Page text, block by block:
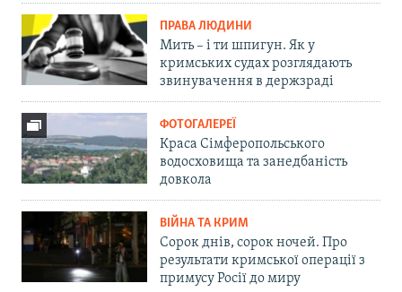
ПРАВА ЛЮДИНИ
Мить – і ти шпигун. Як у
кримських судах розглядають
звинувачення в держзраді
ФОТОГАЛЕРЕЇ
Краса Сімферопольського
водосховища та занедбаність
довкола
ВІЙНА ТА КРИМ
Сорок днів, сорок ночей. Про
результати кримської операції з
примусу Росії до миру